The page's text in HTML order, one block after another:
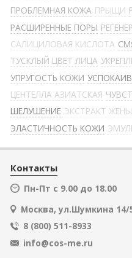
ПРОБЛЕМНАЯ КОЖА ПРЫЩИ
РАСШИРЕННЫЕ ПОРЫ
САЛИЦИЛОВАЯ КИСЛОТА
ТУСКЛЫЙ ЦВЕТ ЛИЦА
УПРУГОСТЬ КОЖИ
ЦЕНТЕЛЛА АЗИАТСКАЯ
ШЕЛУШЕНИЕ ЭКСТРАКТ
ЭЛАСТИЧНОСТЬ КОЖИ
Контакты
Пн-Пт с 9.00 до 18.00
Москва, ул.Шумкина 14/
8 (800) 511-8933
info@cos-me.ru